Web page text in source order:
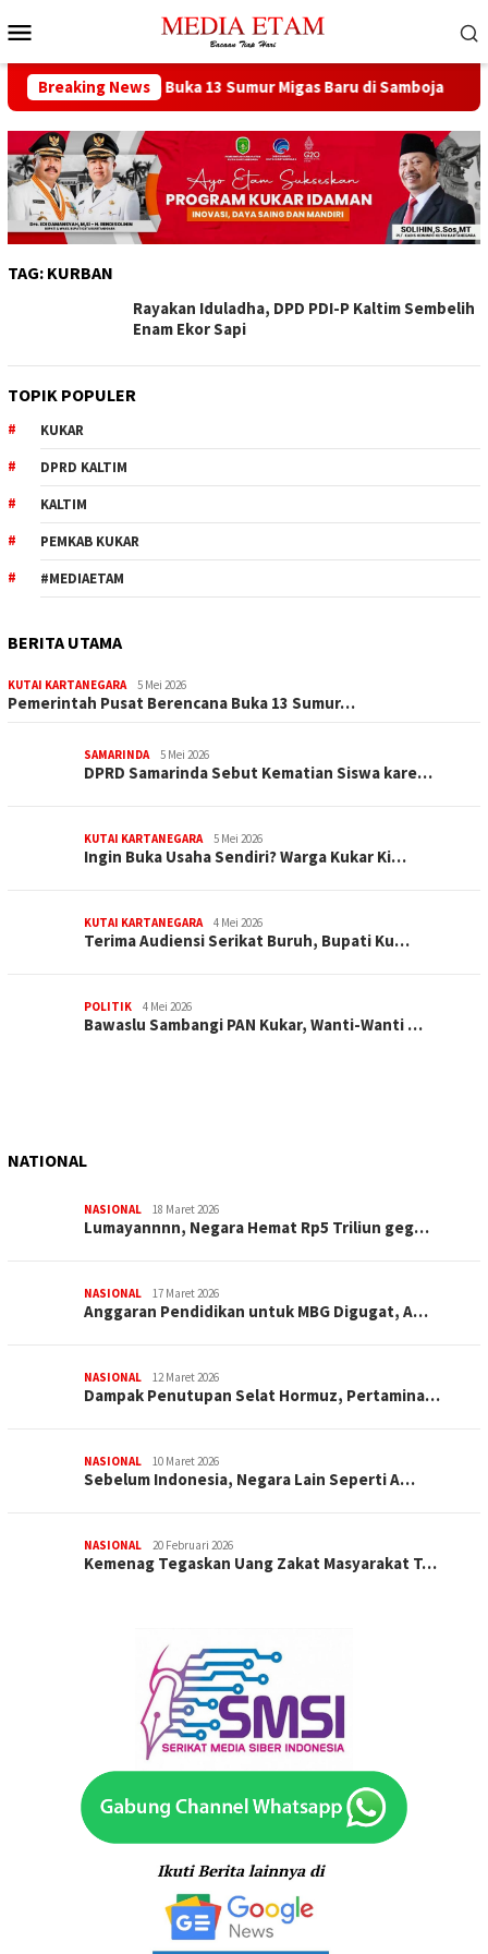
ke
Mobile
Breaking News
Pusat Berencana Buka 13 Sumur Migas Baru di Samboja
TAG: KURBAN
Rayakan Iduladha, DPD PDI-P Kaltim Sembelih
Enam Ekor Sapi
TOPIK POPULER
KUKAR
DPRD KALTIM
KALTIM
PEMKAB KUKAR
#MEDIAETAM
BERITA UTAMA
KUTAI KARTANEGARA 5 Mei 2026
Pemerintah Pusat Berencana Buka 13 Sumur…
SAMARINDA 5 Mei 2026
DPRD Samarinda Sebut Kematian Siswa kare…
KUTAI KARTANEGARA 5 Mei 2026
Ingin Buka Usaha Sendiri? Warga Kukar Ki…
KUTAI KARTANEGARA 4 Mei 2026
Terima Audiensi Serikat Buruh, Bupati Ku…
POLITIK 4 Mei 2026
Bawaslu Sambangi PAN Kukar, Wanti-Wanti …
NATIONAL
NASIONAL 18 Maret 2026
Lumayannnn, Negara Hemat Rp5 Triliun geg…
NASIONAL 17 Maret 2026
Anggaran Pendidikan untuk MBG Digugat, A…
NASIONAL 12 Maret 2026
Dampak Penutupan Selat Hormuz, Pertamina…
NASIONAL 10 Maret 2026
Sebelum Indonesia, Negara Lain Seperti A…
NASIONAL 20 Februari 2026
Kemenag Tegaskan Uang Zakat Masyarakat T…